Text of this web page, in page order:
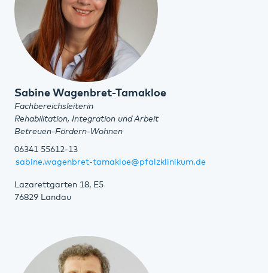
Sabine Wagenbret-Tamakloe
Fachbereichsleiterin
Rehabilitation, Integration und Arbeit
Betreuen-Fördern-Wohnen
06341 55612-13
sabine.wagenbret-tamakloe@pfalzklinikum.de
Lazarettgarten 18, E5
76829 Landau